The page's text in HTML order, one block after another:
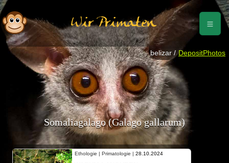
Wir Primaten
Somaliagalago (Galago gallarum)
Ethologie | Primatologie | 28.10.2024
belizar / DepositPhotos